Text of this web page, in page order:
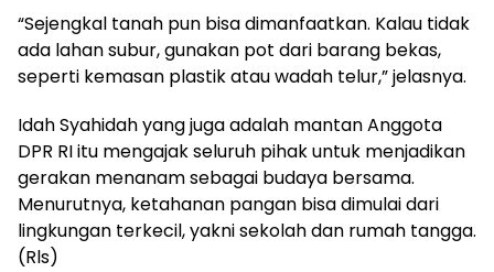
“Sejengkal tanah pun bisa dimanfaatkan. Kalau tidak
ada lahan subur, gunakan pot dari barang bekas,
seperti kemasan plastik atau wadah telur,” jelasnya.
Idah Syahidah yang juga adalah mantan Anggota
DPR RI itu mengajak seluruh pihak untuk menjadikan
gerakan menanam sebagai budaya bersama.
Menurutnya, ketahanan pangan bisa dimulai dari
lingkungan terkecil, yakni sekolah dan rumah tangga.
(Rls)